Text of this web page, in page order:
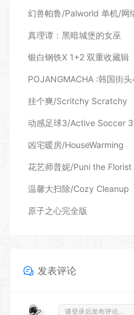
真理谭：黑暗城堡的女巫
银白钢铁X 1+2 双重收藏辑
挂个爽/Scritchy Scratchy
动感足球3/Active Soccer 3
凶宅暖房/HouseWarming
花艺师普妮/Puni the Florist
温馨大扫除/Cozy Cleanup
原子之心完全版
发表评论